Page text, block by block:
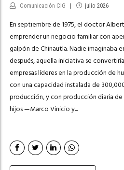
Comunicación CIG julio 2026
En septiembre de 1975, el doctor
emprender un negocio familiar con
galpón de Chinautla. Nadie imaginaba
después, aquella iniciativa se
empresas líderes en la producción de
con una capacidad instalada de
producción, y con producción diaria de
hijos —Marco Vinicio y...